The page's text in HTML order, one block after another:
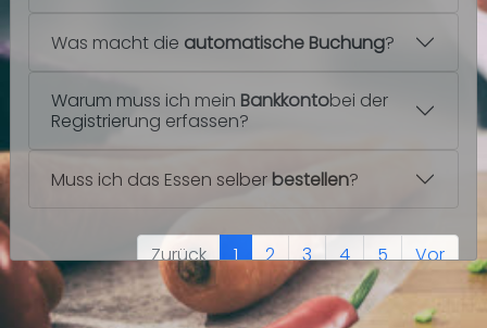
Was macht die automatische Buchung?
Warum muss ich mein Bankkontobei der
Registrierung erfassen?
Muss ich das Essen selber bestellen?
Zurück 1 2 3 4 5 Vor